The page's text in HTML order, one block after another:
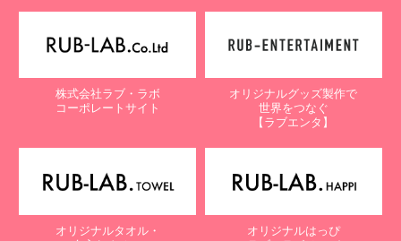
株式会社ラブ・ラボ
コーポレートサイト
オリジナルグッズ製作で
世界をつなぐ
【ラブエンタ】
オリジナルタオル・
オリジナルはっぴ